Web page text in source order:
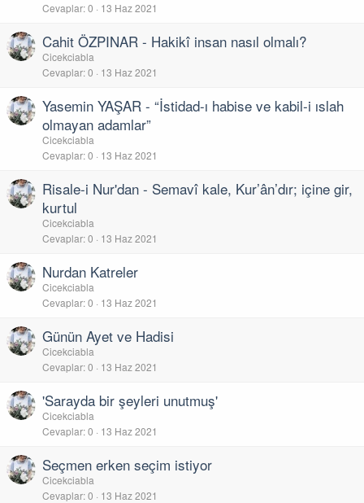
Cevaplar 0 13 Haz 2021
Cahit ÖZPINAR - Hakikî insan nasıl olmalı?
Cicekciabla
Cevaplar 0 13 Haz 2021
Yasemin YAŞAR - “İstidad-ı habise ve kabil-i ıslah
olmayan adamlar”
Cicekciabla
Cevaplar 0 13 Haz 2021
Risale-i Nur'dan - Semavî kale, Kur’ân’dır; içine gir,
kurtul
Cicekciabla
Cevaplar 0 13 Haz 2021
Nurdan Katreler
Cicekciabla
Cevaplar 0 13 Haz 2021
Günün Ayet ve Hadisi
Cicekciabla
Cevaplar 0 13 Haz 2021
'Sarayda bir şeyleri unutmuş'
Cicekciabla
Cevaplar 0 13 Haz 2021
Seçmen erken seçim istiyor
Cicekciabla
Cevaplar 0 13 Haz 2021